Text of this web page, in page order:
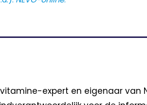
vitamine-expert en eigenaar